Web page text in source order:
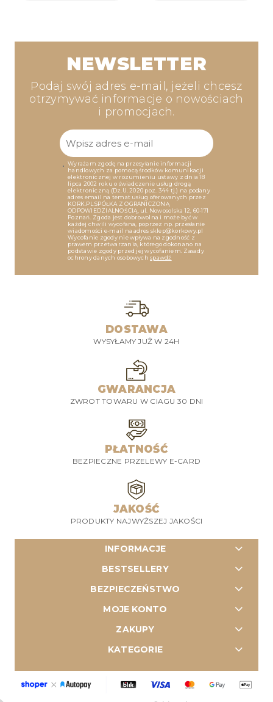
NEWSLETTER
Podaj swój adres e-mail, jeżeli chcesz
otrzymywać informacje o nowościach
i promocjach.
Wyrażam zgodę na przesyłanie informacji
handlowych za pomocą środków komunikacji
elektronicznej w rozumieniu ustawy z dnia 18
lipca 2002 roku o świadczenie usług drogą
elektroniczną (Dz.U. 2020 poz. 344 tj.) na podany
adres email na temat usług oferowanych przez
KORK.PL SPÓŁKA Z OGRANICZONĄ
ODPOWIEDZIALNOŚCIĄ, ul. Nowosolska 12, 60-171
Poznań. Zgoda jest dobrowolna i może być w
każdej chwili wycofana, poprzez np. przesłanie
wiadomości e-mail na adres sklep@korkowy.pl
Wycofanie zgody nie wpływa na zgodność z
prawem przetwarzania, którego dokonano na
podstawie zgody przed jej wycofaniem. Zasady
ochrony danych osobowychspawdź
DOSTAWA
WYSYŁAMY JUŻ W 24H
GWARANCJA
ZWROT TOWARU W CIAGU 30 DNI
PŁATNOŚĆ
BEZPIECZNE PRZELEWY E-CARD
JAKOŚĆ
PRODUKTY NAJWYŻSZEJ JAKOŚCI
INFORMACJE
BESTSELLERY
BEZPIECZEŃSTWO
MOJE KONTO
ZAKUPY
KATEGORIE